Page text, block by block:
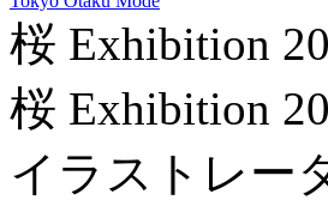
桜 Exhibition
桜 Exhibition
イラストレー